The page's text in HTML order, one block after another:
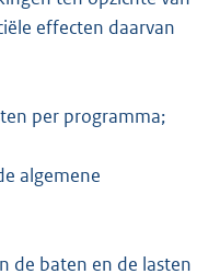
effecten daarvan
per programma;
algemene
de baten en de lasten